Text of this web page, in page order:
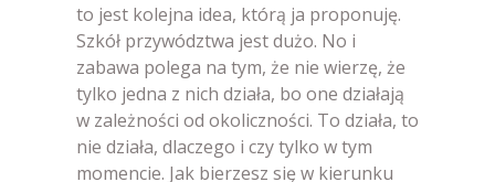
to jest kolejna idea, którą ja proponuję.
Szkół przywództwa jest dużo. No i
zabawa polega na tym, że nie wierzę, że
tylko jedna z nich działa, bo one działają
w zależności od okoliczności. To działa, to
nie działa, dlaczego i czy tylko w tym
momencie. Jak bierzesz się w kierunku